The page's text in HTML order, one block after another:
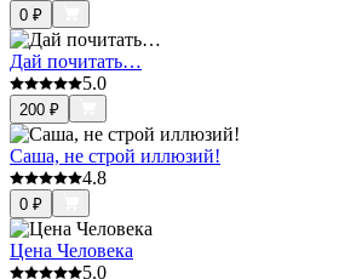
0 ₽
Дай почитать…
5.0
200 ₽
Саша, не строй иллюзий!
4.8
0 ₽
Цена Человека
5.0